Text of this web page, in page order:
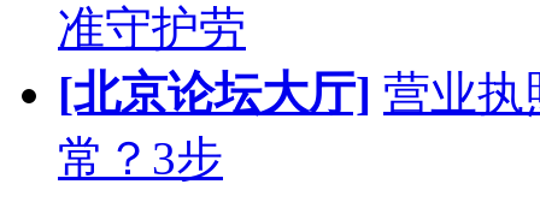
准守护劳
[北京论坛大厅] 营业执
常？3步